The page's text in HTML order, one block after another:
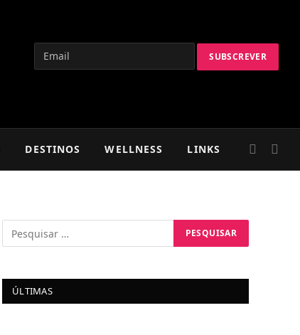
DESTINOS WELLNESS LINKS
ÚLTIMAS